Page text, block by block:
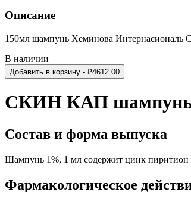
Описание
150мл шампунь Хеминова Интернасиональ
В наличии
Добавить в корзину - ₽4612.00
СКИН КАП шампунь
Состав и форма выпуска
Шампунь 1%, 1 мл содержит цинк пиритион
Фармакологическое